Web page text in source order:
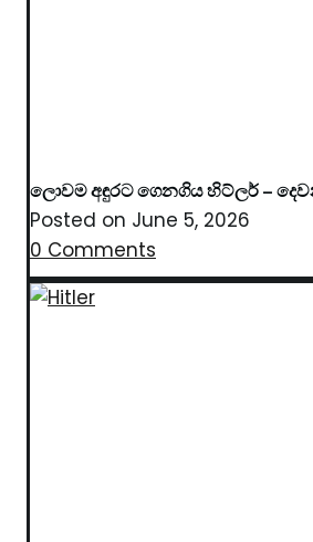
ලොවම අඳුරට ගෙනගිය හිට්ලර් –
Posted on June 5, 2026
0 Comments